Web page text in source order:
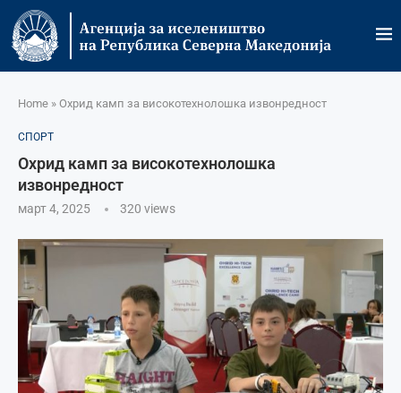
Home » Охрид камп за високотехнолошка извонредност
СПОРТ
Охрид камп за високотехнолошка
извонредност
март 4, 2025 320 views